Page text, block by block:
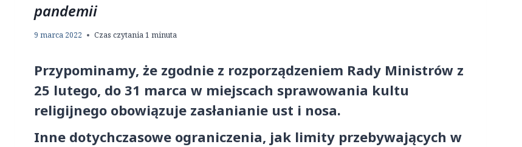
pandemii
9 marca 2022 Czas czytania1 minuta
Przypominamy, że zgodnie z rozporządzeniem Rady Ministrów z
25 lutego, do 31 marca w miejscach sprawowania kultu
religijnego obowiązuje zasłanianie ust i nosa.
Inne dotychczasowe ograniczenia, jak limity przebywających w